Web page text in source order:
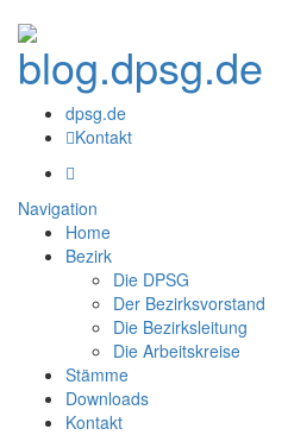
dpsg.de
Kontakt
Navigation
Home
Bezirk
Die DPSG
Der Bezirksvorstand
Die Bezirksleitung
Die Arbeitskreise
Stämme
Downloads
Kontakt